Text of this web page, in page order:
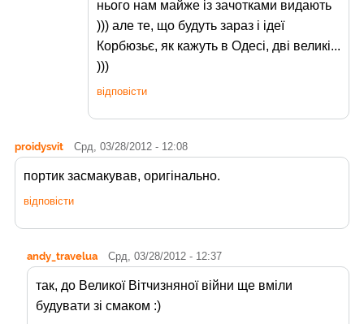
нього нам майже із зачотками видають
))) але те, що будуть зараз і ідеї
Корбюзьє, як кажуть в Одесі, дві великі...
)))
відповісти
proidysvit Срд, 03/28/2012 - 12:08
портик засмакував, оригінально.
відповісти
andy_travelua Срд, 03/28/2012 - 12:37
так, до Великої Вітчизняної війни ще вміли
будувати зі смаком :)